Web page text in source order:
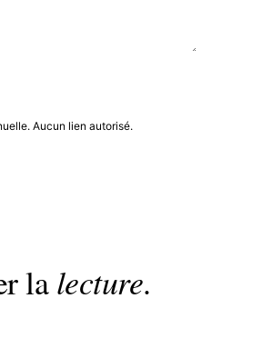
Aucun lien autorisé.
lalecture.